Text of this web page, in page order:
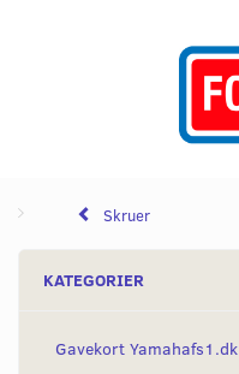
Skruer
KATEGORIER
Gavekort Yamahafs1.dk